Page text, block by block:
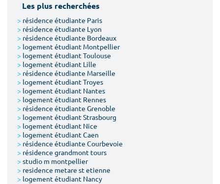
Les plus recherchées
> résidence étudiante Paris
> résidence étudiante Lyon
> résidence étudiante Bordeaux
> logement étudiant Montpellier
> logement étudiant Toulouse
> logement étudiant Lille
> résidence étudiante Marseille
> logement étudiant Troyes
> logement étudiant Nantes
> logement étudiant Rennes
> résidence étudiante Grenoble
> logement étudiant Strasbourg
> logement étudiant Nice
> logement étudiant Caen
> résidence étudiante Courbevoie
> résidence grandmont tours
> studio m montpellier
> residence metare st etienne
> logement étudiant Nancy